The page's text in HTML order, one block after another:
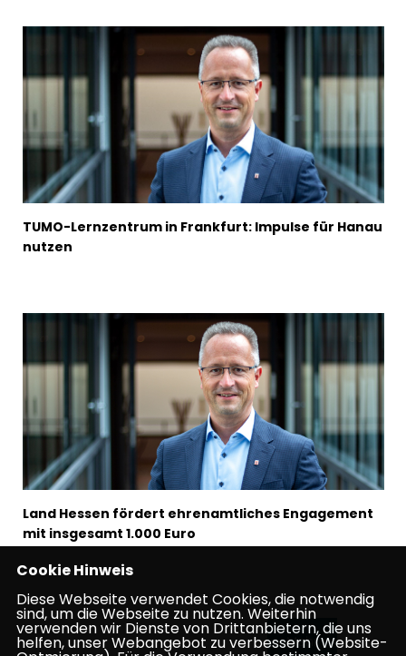
TUMO-Lernzentrum in Frankfurt: Impulse für Hanau
nutzen
Land Hessen fördert ehrenamtliches Engagement
mit insgesamt 1.000 Euro
Mehr
Cookie Hinweis
Diese Webseite verwendet Cookies, die notwendig
sind, um die Webseite zu nutzen. Weiterhin
verwenden wir Dienste von Drittanbietern, die uns
helfen, unser Webangebot zu verbessern (Website-